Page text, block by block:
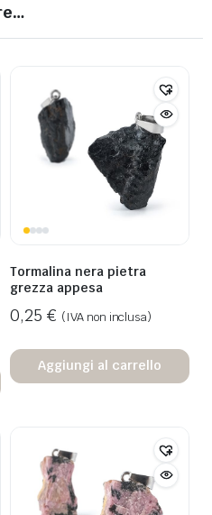
Tormalina nera pietra
grezza appesa
0,25 € (IVA non inclusa)
Aggiungi al carrello